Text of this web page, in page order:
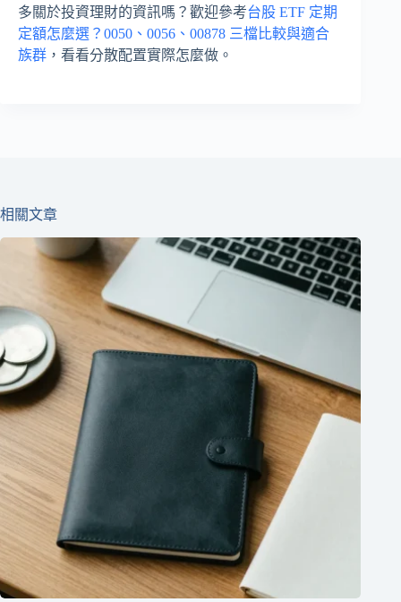
多關於投資理財的資訊嗎？歡迎參考台股 ETF 定期
定額怎麼選？0050、0056、00878 三檔比較與適合
族群 ，看看分散配置實際怎麼做。
相關文章